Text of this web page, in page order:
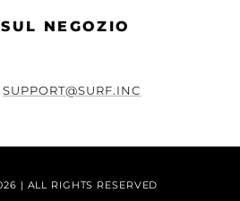
NEGOZIO
SUPPORT@SURF.INC
| ALL RIGHTS RESERVED